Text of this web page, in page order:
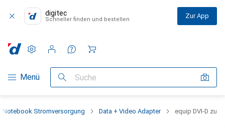
digitec
Schneller finden und bestellen Zur App
Navigation nach Kategorien
Menü Suche
Einstellungen
Kundenkonto
Vergleichslisten
Merklisten
Warenkorb
Notebook Stromversorgung Data + Video Adapter equip DVI-D zu